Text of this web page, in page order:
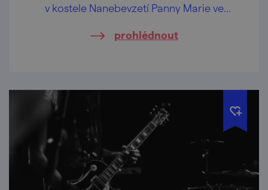
v kostele Nanebevzetí Panny Marie ve
Marie Fuxová.
prohlédnout